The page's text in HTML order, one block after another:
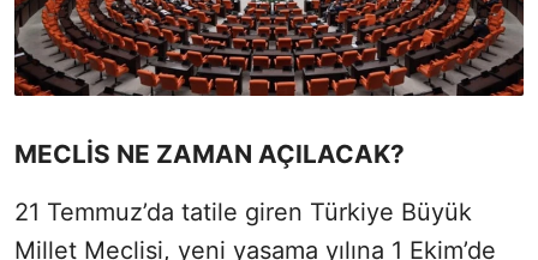
MECLİS NE ZAMAN AÇILACAK?
21 Temmuz’da tatile giren Türkiye Büyük
Millet Meclisi, yeni yasama yılına 1 Ekim’de